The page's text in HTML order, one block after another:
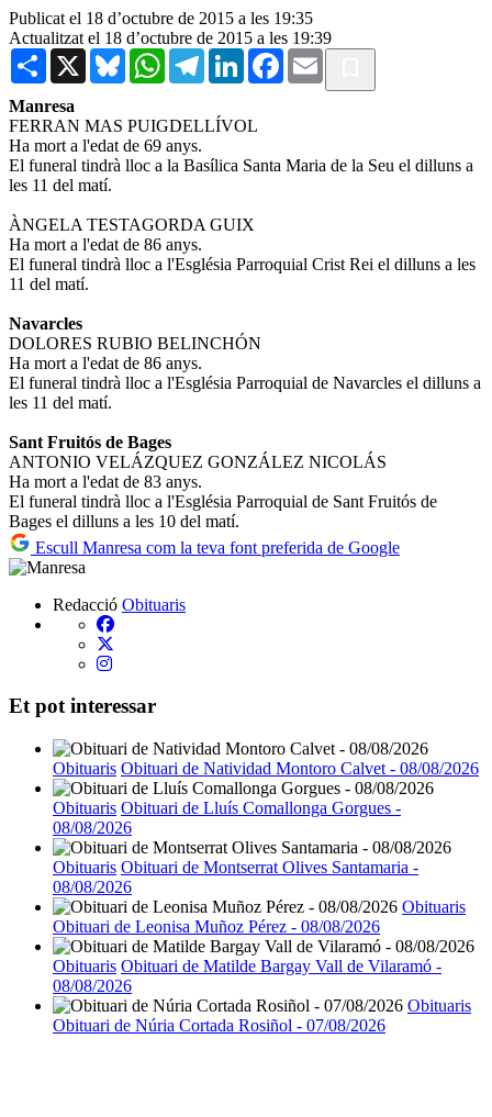
Publicat el 18 d’octubre de 2015 a les 19:35
Actualitzat el 18 d’octubre de 2015 a les 19:39
Share X BlueskyWhatsAppTelegramLinkedInFacebook
Email
Manresa
FERRAN MAS PUIGDELLÍVOL
Ha mort a l'edat de 69 anys.
El funeral tindrà lloc a la Basílica Santa Maria de la Seu el dilluns a
les 11 del matí.
ÀNGELA TESTAGORDA GUIX
Ha mort a l'edat de 86 anys.
El funeral tindrà lloc a l'Església Parroquial Crist Rei el dilluns a les
11 del matí.
Navarcles
DOLORES RUBIO BELINCHÓN
Ha mort a l'edat de 86 anys.
El funeral tindrà lloc a l'Església Parroquial de Navarcles el dilluns a
les 11 del matí.
Sant Fruitós de Bages
ANTONIO VELÁZQUEZ GONZÁLEZ NICOLÁS
Ha mort a l'edat de 83 anys.
El funeral tindrà lloc a l'Església Parroquial de Sant Fruitós de
Bages el dilluns a les 10 del matí.
Escull Manresa com la teva font preferida de Google
Redacció Obituaris
Et pot interessar
Obituaris Obituari de Natividad Montoro Calvet - 08/08/2026
Obituaris Obituari de Lluís Comallonga Gorgues -
08/08/2026
Obituaris Obituari de Montserrat Olives Santamaria -
08/08/2026
Obituaris
Obituari de Leonisa Muñoz Pérez - 08/08/2026
Obituaris Obituari de Matilde Bargay Vall de Vilaramó -
08/08/2026
Obituaris
Obituari de Núria Cortada Rosiñol - 07/08/2026